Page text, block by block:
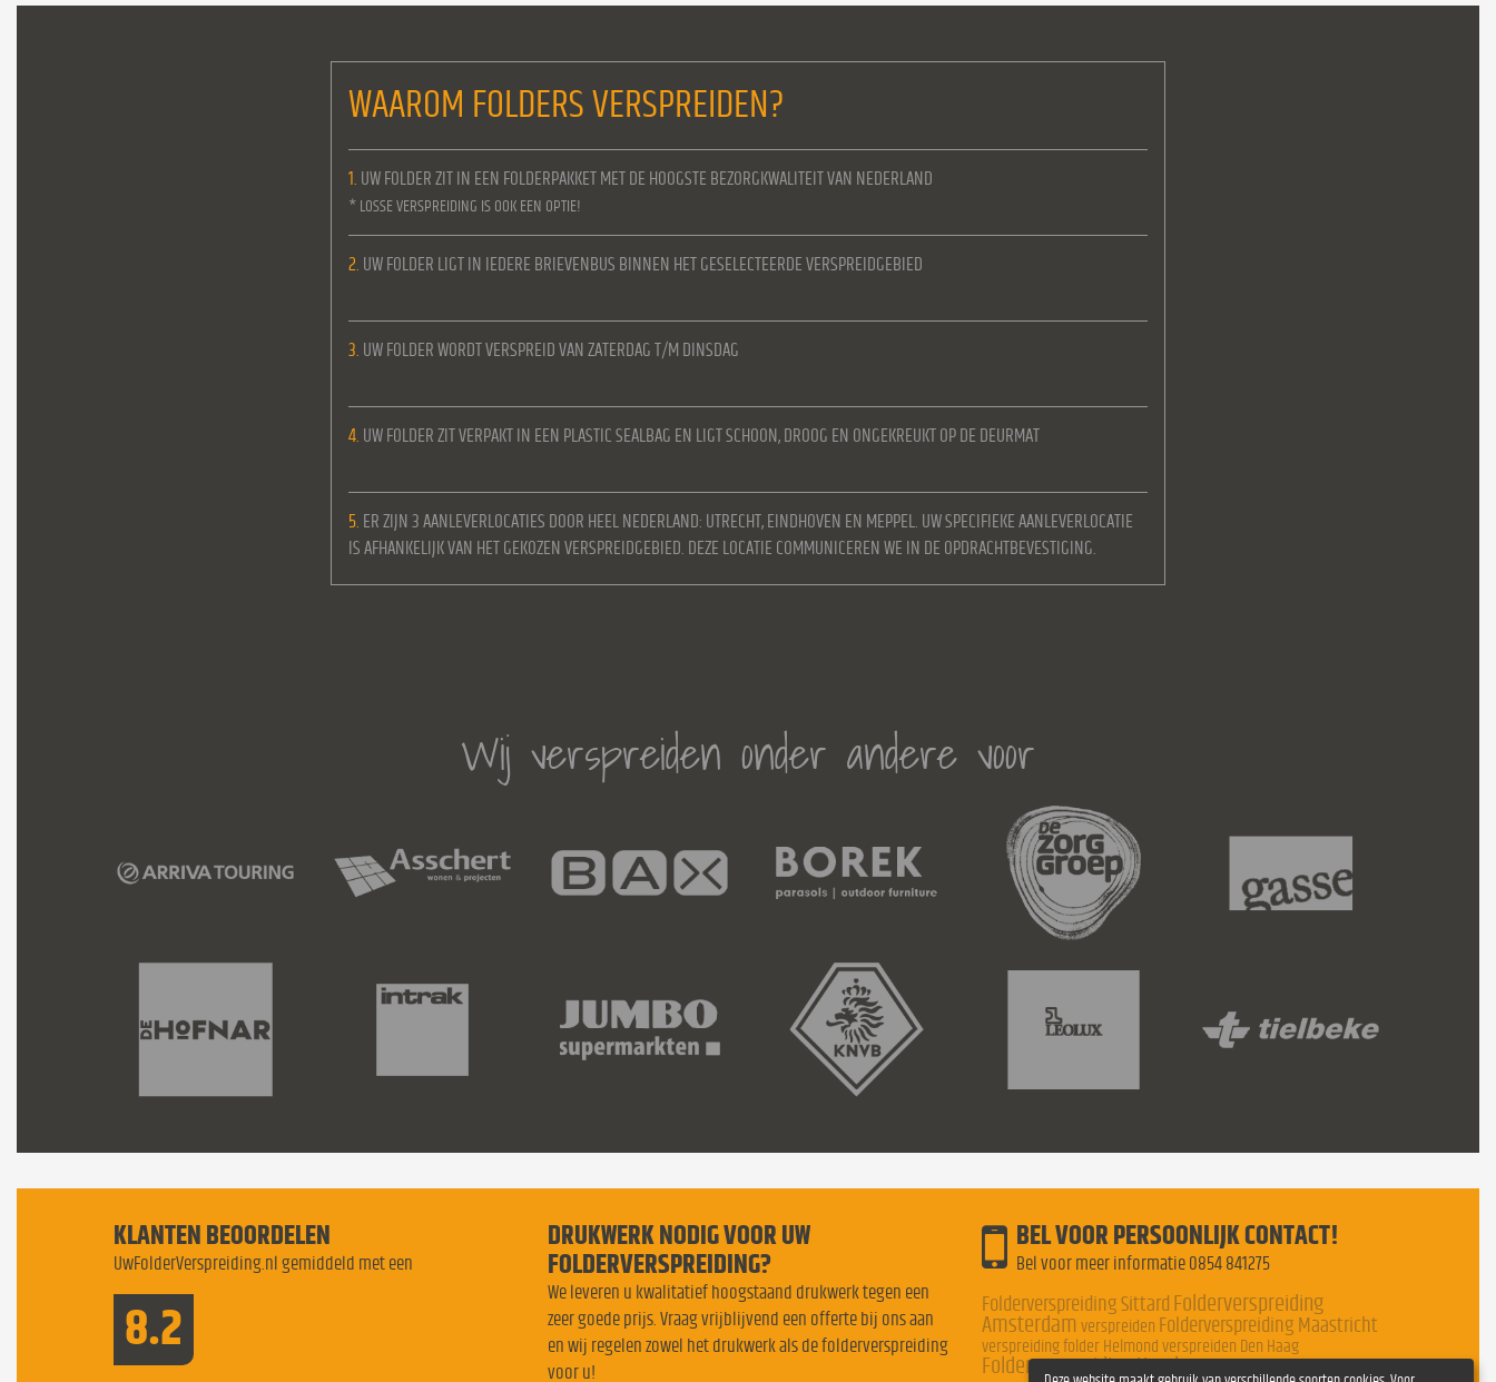
WAAROM FOLDERS VERSPREIDEN?
1. UW FOLDER ZIT IN EEN FOLDERPAKKET MET DE HOOGSTE BEZORGKWALITEIT VAN NEDERLAND
* LOSSE VERSPREIDING IS OOK EEN OPTIE!
2. UW FOLDER LIGT IN IEDERE BRIEVENBUS BINNEN HET GESELECTEERDE VERSPREIDGEBIED
3. UW FOLDER WORDT VERSPREID VAN ZATERDAG T/M DINSDAG
4. UW FOLDER ZIT VERPAKT IN EEN PLASTIC SEALBAG EN LIGT SCHOON, DROOG EN ONGEKREUKT OP DE DEURMAT
5. ER ZIJN 3 AANLEVERLOCATIES DOOR HEEL NEDERLAND: UTRECHT, EINDHOVEN EN MEPPEL. UW SPECIFIEKE AANLEVERLOCATIE
IS AFHANKELIJK VAN HET GEKOZEN VERSPREIDGEBIED. DEZE LOCATIE COMMUNICEREN WE IN DE OPDRACHTBEVESTIGING.
Wij verspreiden onder andere voor
KLANTEN BEOORDELEN
UwFolderVerspreiding.nl gemiddeld met een
8.2
DRUKWERK NODIG VOOR UW
FOLDERVERSPREIDING?
We leveren u kwalitatief hoogstaand drukwerk tegen een
zeer goede prijs. Vraag vrijblijvend een offerte bij ons aan
en wij regelen zowel het drukwerk als de folderverspreiding
voor u!
BEL VOOR PERSOONLIJK CONTACT!
Bel voor meer informatie 0854 841275
Folderverspreiding Sittard Folderverspreiding
Amsterdam verspreiden Folderverspreiding Maastricht
verspreiding folder Helmond verspreiden Den Haag
Folderverspreiding Haarlem